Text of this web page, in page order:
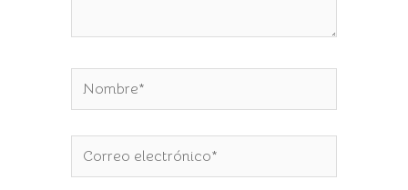
Nombre*
Correo
electrónico*